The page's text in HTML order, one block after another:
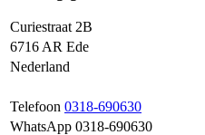
Curiestraat 2B
6716 AR Ede
Nederland
Telefoon 0318-690630
WhatsApp 0318-690630